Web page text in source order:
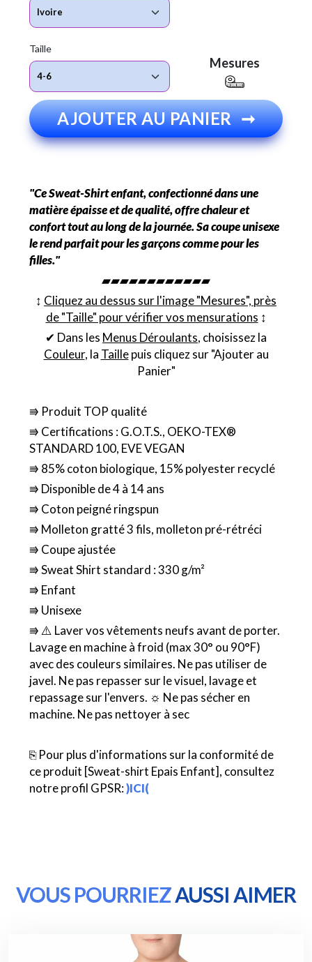
Taille
Mesures
AJOUTER AU PANIER ➞
"Ce Sweat-Shirt enfant, confectionné dans une
matière épaisse et de qualité, offre chaleur et
confort tout au long de la journée. Sa coupe unisexe
le rend parfait pour les garçons comme pour les
filles."
▰▰▰▰▰▰▰▰▰▰▰▰
↕︎ Cliquez au dessus sur l'image "Mesures", près
de "Taille" pour vérifier vos mensurations ↕︎
✔ Dans les Menus Déroulants, choisissez la
Couleur, la Taillepuis cliquez sur "Ajouter au
Panier"
⭆ Produit TOP qualité
⭆ Certifications : G.O.T.S., OEKO-TEX®
STANDARD 100, EVE VEGAN
⭆ 85% coton biologique, 15% polyester recyclé
⭆ Disponible de 4 à 14 ans
⭆ Coton peigné ringspun
⭆ Molleton gratté 3 fils, molleton pré-rétréci
⭆ Coupe ajustée
⭆ Sweat Shirt standard : 330 g/m²
⭆ Enfant
⭆ Unisexe
⭆ ⚠️ Laver vos vêtements neufs avant de porter.
Lavage en machine à froid (max 30° ou 90°F)
avec des couleurs similaires. Ne pas utiliser de
javel. Ne pas repasser sur le visuel, lavage et
repassage sur l'envers. ☼ Ne pas sécher en
machine. Ne pas nettoyer à sec
⎘ Pour plus d'informations sur la conformité de
ce produit [Sweat-shirt Epais Enfant], consultez
notre profil GPSR:)ICI(
VOUS POURRIEZAUSSI AIMER